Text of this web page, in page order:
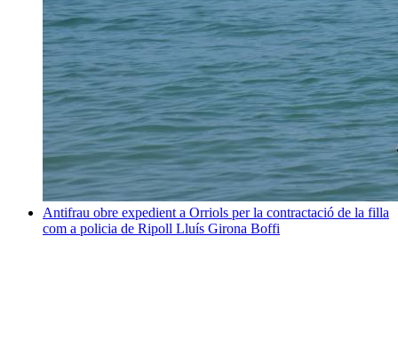
Antifrau obre expedient a Orriols per la contractació de la filla
com a policia de Ripoll Lluís Girona Boffi